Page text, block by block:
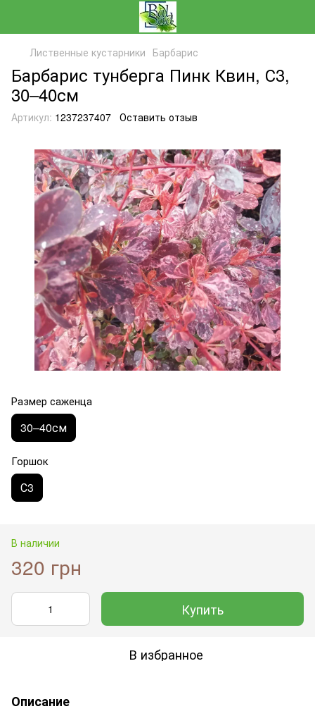
Лиственные кустарники Барбарис
Барбарис тунберга Пинк Квин, С3,
30–40см
Артикул: 1237237407 Оставить отзыв
Размер саженца
30–40см
Горшок
С3
В наличии
320 грн
Купить
В избранное
Описание